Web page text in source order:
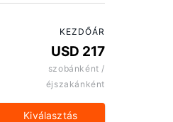
KEZDŐÁR
USD 217
szobánként /
éjszakánként
Kiválasztás